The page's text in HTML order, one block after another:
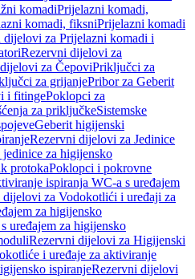
komadiPrijelazni komadi,
komadi, fiksniPrijelazni komadi
dijelovi za Prijelazni komadi i
Rezervni dijelovi za
za ČepoviPriključci za
za grijanjePribor za Geberit
i fitingePoklopci za
za priključkeSistemske
Geberit higijenski
Rezervni dijelovi za Jedinice
jedinice za higijensko
protokaPoklopci i pokrovne
ispiranja WC-a s uređajem
dijelovi za Vodokotlići i uređaji za
za higijensko
uređajem za higijensko
Rezervni dijelovi za Higijenski
i uređaje za aktiviranje
ispiranjeRezervni dijelovi